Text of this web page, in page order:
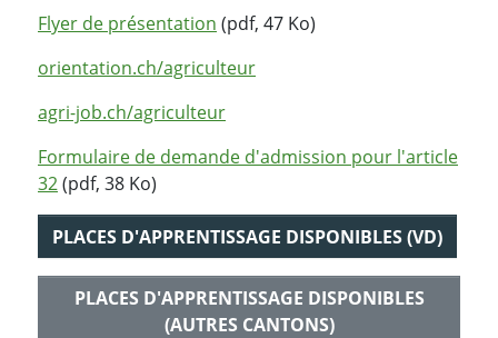
Flyer de présentation (pdf, 47 Ko)
orientation.ch/agriculteur
agri-job.ch/agriculteur
Formulaire de demande d'admission pour l'article
32(pdf, 38 Ko)
PLACES D'APPRENTISSAGE DISPONIBLES (VD)
PLACES D'APPRENTISSAGE DISPONIBLES
(AUTRES CANTONS)